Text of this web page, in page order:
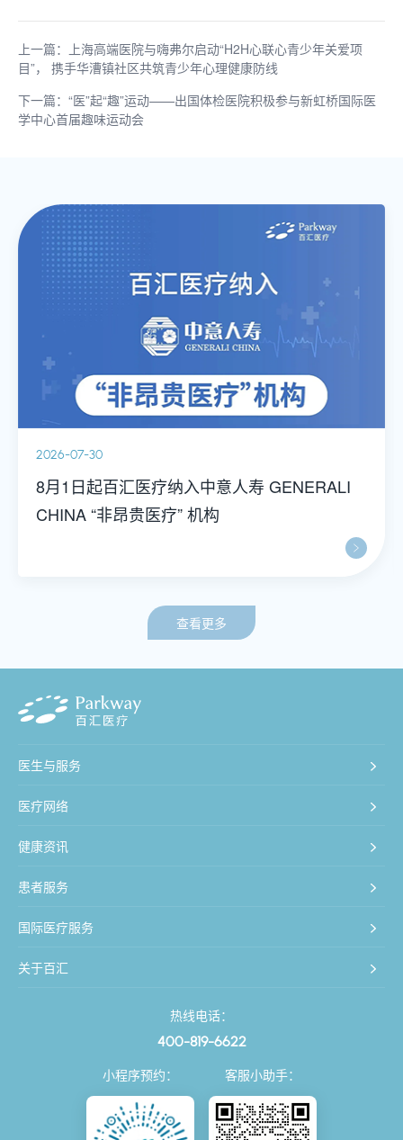
上一篇：上海高端医院与嗨弗尔启动“H2H心联心青少年关爱项
目”， 携手华漕镇社区共筑青少年心理健康防线
下一篇：“医”起“趣”运动——出国体检医院积极参与新虹桥国际医
学中心首届趣味运动会
2026-06-23
百汇医疗:挽起“医”袖，为爱集结 | 百汇公益
血
查看更多
医生与服务
医疗网络
健康资讯
患者服务
国际医疗服务
关于百汇
热线电话：
400-819-6622
小程序预约： 客服小助手：